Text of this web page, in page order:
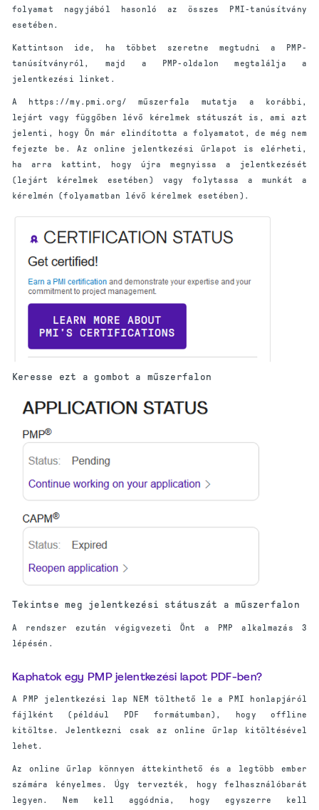
folyamat nagyjából hasonló az összes PMI-tanúsítvány
esetében.
Kattintson ide, ha többet szeretne megtudni a PMP-
tanúsítványról, majd a PMP-oldalon megtalálja a
jelentkezési linket.
A https://my.pmi.org/ műszerfala mutatja a korábbi,
lejárt vagy függőben lévő kérelmek státuszát is, ami azt
jelenti, hogy Ön már elindította a folyamatot, de még nem
fejezte be. Az online jelentkezési űrlapot is elérheti,
ha arra kattint, hogy újra megnyissa a jelentkezését
(lejárt kérelmek esetében) vagy folytassa a munkát a
kérelmén (folyamatban lévő kérelmek esetében).
Keresse ezt a gombot a műszerfalon
Tekintse meg jelentkezési státuszát a műszerfalon
A rendszer ezután végigvezeti Önt a PMP alkalmazás 3
lépésén.
Kaphatok egy PMP jelentkezési lapot PDF-ben?
A PMP jelentkezési lap NEM tölthető le a PMI honlapjáról
fájlként (például PDF formátumban), hogy offline
kitöltse. Jelentkezni csak az online űrlap kitöltésével
lehet.
Az online űrlap könnyen áttekinthető és a legtöbb ember
számára kényelmes. Úgy tervezték, hogy felhasználóbarát
legyen. Nem kell aggódnia, hogy egyszerre kell